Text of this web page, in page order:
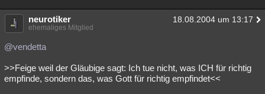
neurotiker 18.08.2004 um 13:17
ehemaliges Mitglied
@vendetta
>>Feige weil der Gläubige sagt: Ich tue nicht, was ICH für richtig
empfinde, sondern das, was Gott für richtig empfindet<<